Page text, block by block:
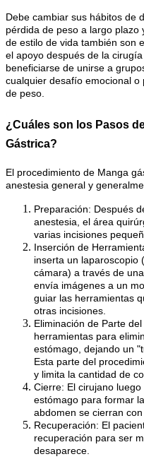
Debe cambiar sus hábitos de
pérdida de peso a largo
de estilo de vida también son
el apoyo después de la
beneficiarse de unirse a
cualquier desafío emocional o
de peso.
¿Cuáles son los Pasos
Gástrica?
El procedimiento de Manga
anestesia general y
Preparación: Después
anestesia, el área
varias incisiones
Inserción de
inserta un laparoscopio
cámara) a través de
envía imágenes a un
guiar las herramientas
otras incisiones.
Eliminación de Parte
herramientas para
estómago, dejando un
Esta parte del
y limita la cantidad de
Cierre: El cirujano
estómago para formar
abdomen se cierran
Recuperación: El
recuperación para ser
desaparece.